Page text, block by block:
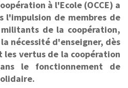
à l'Ecole (OCCE) a
l'impulsion de membres de
de la coopération,
nécessité d'enseigner, dès
vertus de la coopération
le fonctionnement de